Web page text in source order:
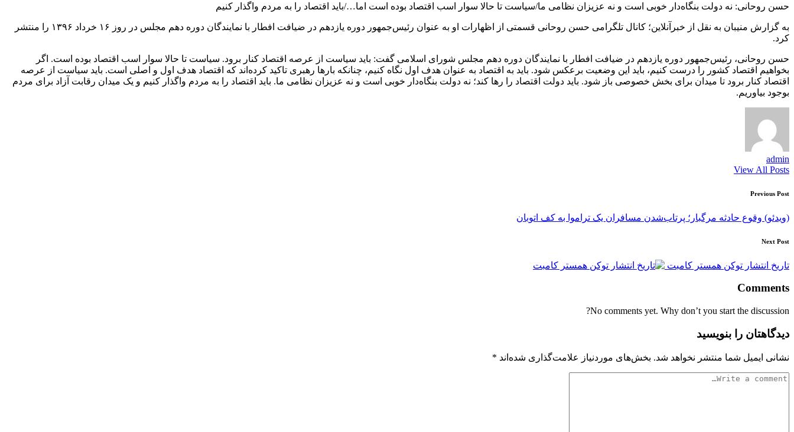
حسن روحانی: نه دولت بنگاه‌دار خوبی است و نه عزیزان نظامی ما/سیاست تا حالا سوار اسب اقتصاد بوده است اما…/باید اقتصاد را به مردم واگذار کنیم
به گزارش منیبان به نقل از خبرآنلاین؛ کانال تلگرامی حسن روحانی قسمتی از اظهارات او به عنوان رئیس‌جمهور دوره یازدهم در ضیافت افطار با نمایندگان دوره دهم مجلس در روز ۱۶ خرداد ۱۳۹۶ را منتشر
کرد.
حسن روحانی، رئیس‌جمهور دوره یازدهم در ضیافت افطار با نمایندگان دوره دهم مجلس شورای اسلامی گفت: باید سیاست از عرصه اقتصاد کنار برود. سیاست تا حالا سوار اسب اقتصاد بوده است. اگر
بخواهیم اقتصاد کشور را درست کنیم، باید این وضعیت برعکس شود. باید به اقتصاد به عنوان هدف اول نگاه کنیم، چنانکه بارها رهبری تاکید کرده‌اند که اقتصاد هدف اول و اصلی است. باید سیاست از عرصه
اقتصاد کنار برود تا میدان برای بخش خصوصی باز شود. باید دولت اقتصاد را رها کند؛ نه دولت بنگاه‌دار خوبی است و نه عزیزان نظامی ما. باید اقتصاد را به مردم واگذار کنیم و یک میدان رقابت آزاد برای مردم
بوجود بیاوریم.
admin
View All Posts
Post
navigation
Previous Post
(ویدئو) وقوع حادثه مرگبار؛ پرتاب‌شدن مسافران یک تراموا به کف اتوبان
Next Post
تاریخ انتشار توکن همستر کامبت
Comments
No comments yet. Why don’t you start the discussion?
دیدگاهتان را بنویسید
نشانی ایمیل شما منتشر نخواهد شد. بخش‌های موردنیاز علامت‌گذاری شده‌اند *